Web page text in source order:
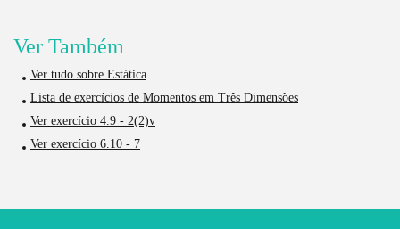
Ver Também
Ver tudo sobre Estática
Lista de exercícios de Momentos em Três Dimensões
Ver exercício 4.9 - 2(2)v
Ver exercício 6.10 - 7